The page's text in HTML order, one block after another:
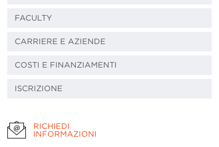
FACULTY
CARRIERE E AZIENDE
COSTI E FINANZIAMENTI
ISCRIZIONE
RICHIEDI
INFORMAZIONI